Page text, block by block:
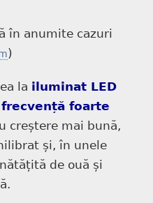
în anumite cazuri
)
la iluminat LED
foarte
creștere mai bună,
și, în unele
de ouă și